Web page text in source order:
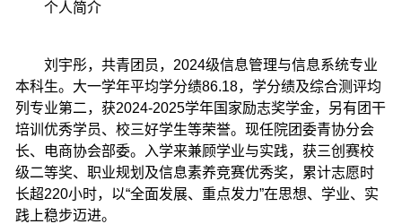
个人简介
刘宇彤，共青团员，2024级信息管理与信息系统专业
本科生。大一学年平均学分绩86.18，学分绩及综合测评均
列专业第二，获2024-2025学年国家励志奖学金，另有团干
培训优秀学员、校三好学生等荣誉。现任院团委青协分会
长、电商协会部委。入学来兼顾学业与实践，获三创赛校
级二等奖、职业规划及信息素养竞赛优秀奖，累计志愿时
长超220小时，以“全面发展、重点发力”在思想、学业、实
践上稳步迈进。